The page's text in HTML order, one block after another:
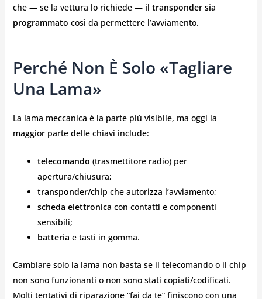
che — se la vettura lo richiede — il transponder sia
programmato così da permettere l’avviamento.
Perché Non È Solo «tagliare
Una Lama»
La lama meccanica è la parte più visibile, ma oggi la
maggior parte delle chiavi include:
telecomando (trasmettitore radio) per
apertura/chiusura;
transponder/chip che autorizza l’avviamento;
scheda elettronica con contatti e componenti
sensibili;
batteria e tasti in gomma.
Cambiare solo la lama non basta se il telecomando o il chip
non sono funzionanti o non sono stati copiati/codificati.
Molti tentativi di riparazione “fai da te” finiscono con una